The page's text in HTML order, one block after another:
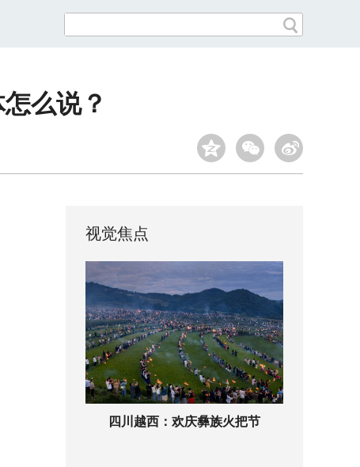
么说？
视觉焦点
四川越西：欢庆彝族火把节